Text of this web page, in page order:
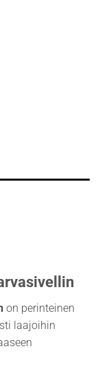
on perinteinen
laajoihin